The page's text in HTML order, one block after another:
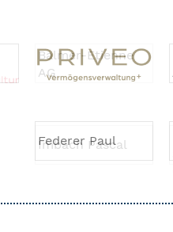
Balmer-Etienne
AG
Imbach Pascal